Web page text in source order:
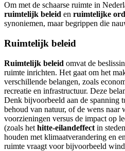
Om met de schaarse ruimte in
ruimtelijk beleid en ruimtelijke
synoniemen, maar begrippen die
Ruimtelijk beleid
Ruimtelijk beleid omvat de
ruimte inrichten. Het gaat om het
verschillende belangen, zoals
recreatie en infrastructuur. Deze
Denk bijvoorbeeld aan de spanning
behoud van natuur, of de wens naar
voorzieningen versus de impact op
(zoals het hitte-eilandeffect in
houden met klimaatverandering en
ruimte vraagt voor bijvoorbeeld